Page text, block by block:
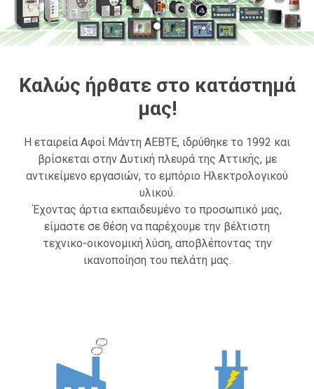
Καλώς ήρθατε στο κατάστημά
μας!
Η εταιρεία Αφοί Μάντη ΑΕΒΤΕ, ιδρύθηκε το 1992 και
βρίσκεται στην Δυτική πλευρά της Αττικής, με
αντικείμενο εργασιών, το εμπόριο Ηλεκτρολογικού
υλικού.
Έχοντας άρτια εκπαιδευμένο το προσωπικό μας,
είμαστε σε θέση να παρέχουμε την βέλτιστη
τεχνικο-οικονομική λύση, αποβλέποντας την
ικανοποίηση του πελάτη μας.